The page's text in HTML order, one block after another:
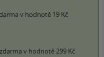
v hodnotě 19 Kč
v hodnotě 299 Kč